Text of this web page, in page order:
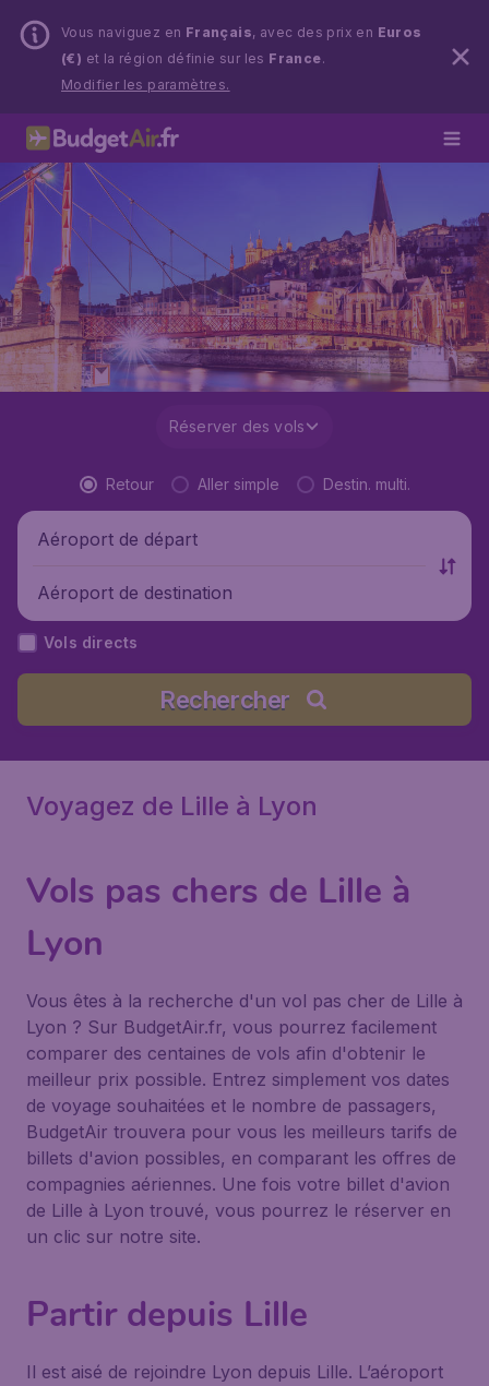
Vous naviguez en Français, avec des prix en Euros
(€) et la région définie sur les France.
Modifier les paramètres.
Réserver des vols
Retour Aller simple Destin. multi.
Aéroport de départ
Aéroport de destination
Vols directs
Rechercher
Voyagez de Lille à Lyon
Vols pas chers de Lille à
Lyon
Vous êtes à la recherche d'un vol pas cher de Lille à
Lyon ? Sur BudgetAir.fr, vous pourrez facilement
comparer des centaines de vols afin d'obtenir le
meilleur prix possible. Entrez simplement vos dates
de voyage souhaitées et le nombre de passagers,
BudgetAir trouvera pour vous les meilleurs tarifs de
billets d'avion possibles, en comparant les offres de
compagnies aériennes. Une fois votre billet d'avion
de Lille à Lyon trouvé, vous pourrez le réserver en
un clic sur notre site.
Partir depuis Lille
Il est aisé de rejoindre Lyon depuis Lille. L’aéroport